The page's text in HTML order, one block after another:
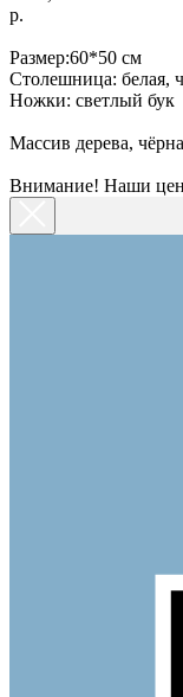
р.
Размер:60*50 см
Столешница: белая,
Ножки: светлый бук
Массив дерева,
Внимание! Наши